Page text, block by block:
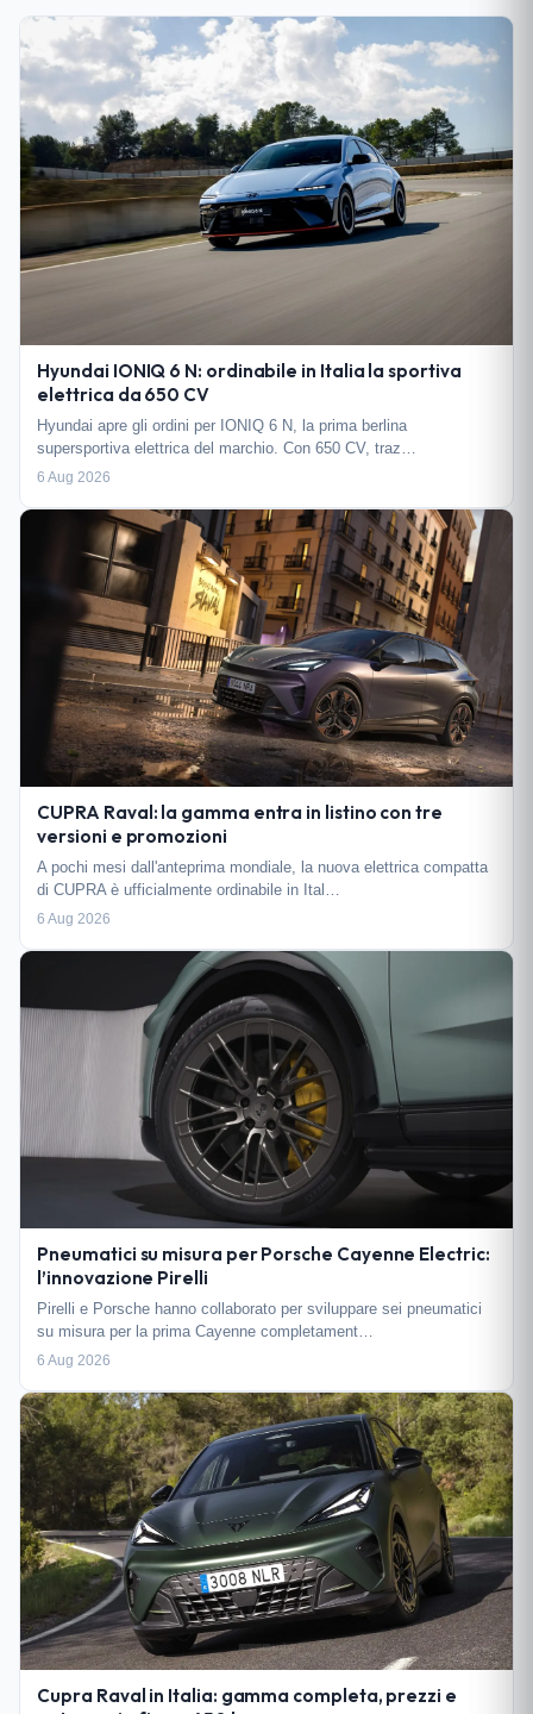
Hyundai IONIQ 6 N: ordinabile in Italia la sportiva
elettrica da 650 CV
Hyundai apre gli ordini per IONIQ 6 N, la prima berlina
supersportiva elettrica del marchio. Con 650 CV, traz…
6 Aug 2026
CUPRA Raval: la gamma entra in listino con tre
versioni e promozioni
A pochi mesi dall'anteprima mondiale, la nuova elettrica compatta
di CUPRA è ufficialmente ordinabile in Ital…
6 Aug 2026
Pneumatici su misura per Porsche Cayenne Electric:
l’innovazione Pirelli
Pirelli e Porsche hanno collaborato per sviluppare sei pneumatici
su misura per la prima Cayenne completament…
6 Aug 2026
Cupra Raval in Italia: gamma completa, prezzi e